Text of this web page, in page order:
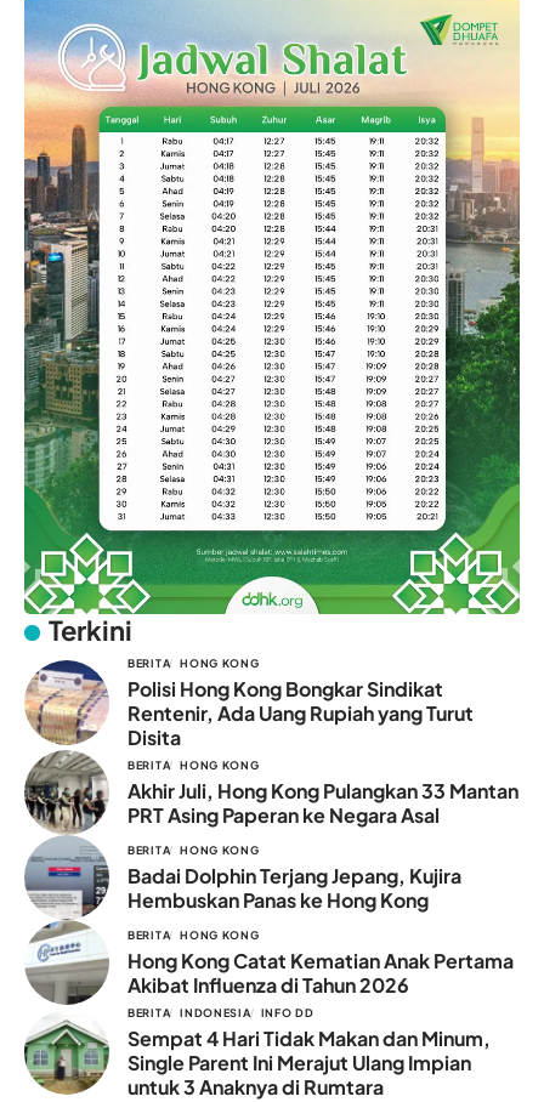
Terkini
BERITA HONG KONG
Polisi Hong Kong Bongkar Sindikat
Rentenir, Ada Uang Rupiah yang Turut
Disita
BERITA HONG KONG
Akhir Juli, Hong Kong Pulangkan 33 Mantan
PRT Asing Paperan ke Negara Asal
BERITA HONG KONG
Badai Dolphin Terjang Jepang, Kujira
Hembuskan Panas ke Hong Kong
BERITA HONG KONG
Hong Kong Catat Kematian Anak Pertama
Akibat Influenza di Tahun 2026
BERITA INDONESIA INFO DD
Sempat 4 Hari Tidak Makan dan Minum,
Single Parent Ini Merajut Ulang Impian
untuk 3 Anaknya di Rumtara